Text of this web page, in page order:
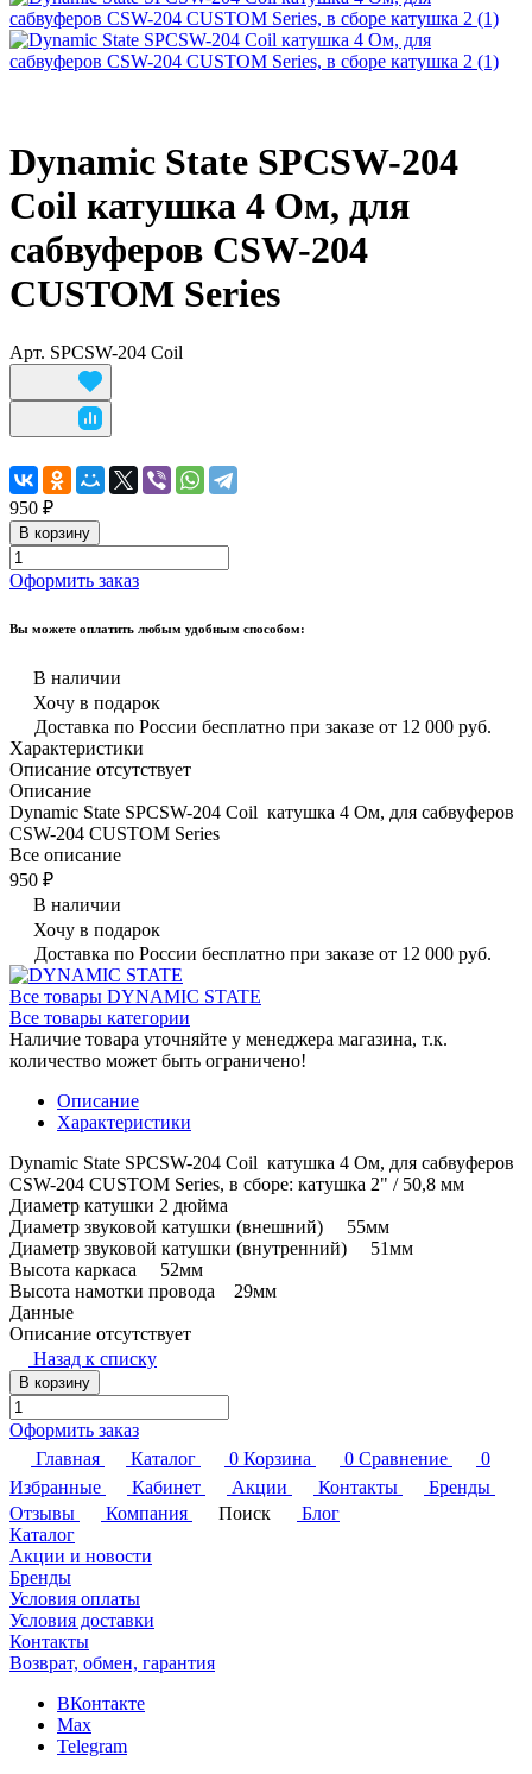
Dynamic State SPCSW-204
Coil катушка 4 Ом, для
сабвуферов CSW-204
CUSTOM Series
Арт. SPCSW-204 Coil
950 ₽
В корзину
Оформить заказ
Вы можете оплатить любым удобным способом:
В наличии
Хочу в подарок
Доставка по России бесплатно при заказе от 12 000 руб.
Характеристики
Описание отсутствует
Описание
Dynamic State SPCSW-204 Coil катушка 4 Ом, для сабвуферов
CSW-204 CUSTOM Series
Все описание
950 ₽
В наличии
Хочу в подарок
Доставка по России бесплатно при заказе от 12 000 руб.
Все товары DYNAMIC STATE
Все товары категории
Наличие товара уточняйте у менеджера магазина, т.к.
количество может быть ограничено!
Описание
Характеристики
Dynamic State SPCSW-204 Coil катушка 4 Ом, для сабвуферов
CSW-204 CUSTOM Series, в сборе: катушка 2" / 50,8 мм
Диаметр катушки 2 дюйма
Диаметр звуковой катушки (внешний) 55мм
Диаметр звуковой катушки (внутренний) 51мм
Высота каркаса 52мм
Высота намотки провода 29мм
Данные
Описание отсутствует
Назад к списку
В корзину
Оформить заказ
Главная
Каталог 0 Корзина 0 Сравнение
0
Избранные
Кабинет Акции Контакты
Бренды
Отзывы
Компания Поиск
Блог
Каталог
Акции и новости
Бренды
Условия оплаты
Условия доставки
Контакты
Возврат, обмен, гарантия
ВКонтакте
Max
Telegram